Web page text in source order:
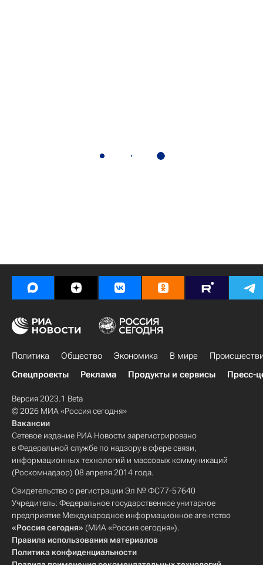
Политика Общество Экономика В мире
Спецпроекты
Реклама Продукты и сервисы Пресс-
Версия 2023.1 Beta
© 2026 МИА «Россия сегодня»
Вакансии
Сетевое издание РИА Новости зарегистрировано
в Федеральной службе по надзору в сфере связи,
информационных технологий и массовых коммуникаций
(Роскомнадзор) 08 апреля 2014 года.
Свидетельство о регистрации Эл № ФС77-57640
Учредитель: Федеральное государственное унитарное
предприятие Международное информационное агентство
«Россия сегодня» (МИА «Россия сегодня»).
Правила использования материалов
Политика конфиденциальности